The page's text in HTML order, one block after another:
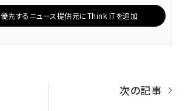
優先するニュース提供元にThink ITを追加
次の記事